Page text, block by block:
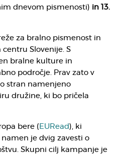
dnevom pismenosti) in 13.
za bralno pismenost in
Slovenije. S
bralne kulture in
področje. Prav zato v
stran namenjeno
družine, ki bo pričela
bere ( EURead), ki
je dvig zavesti o
Skupni cilj kampanje je